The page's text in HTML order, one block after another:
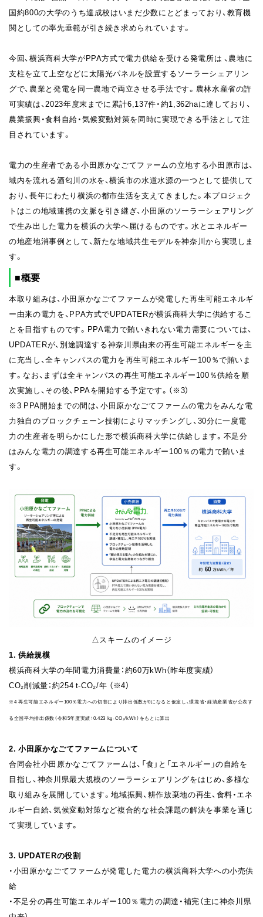
国約800の大学のうち達成校はいまだ少数にとどまっており、教育機
関としての率先垂範が引き続き求められています。
今回、横浜商科大学がPPA方式で電力供給を受ける発電所は 、農地に
支柱を立て上空などに太陽光パネルを設置するソーラーシェアリン
グで、農業と発電を同一農地で両立させる手法です。農林水産省の許
可実績は、2023年度末までに累計6,137件・約1,362haに達しており、
農業振興・食料自給・気候変動対策を同時に実現できる手法として注
目されています。
電力の生産者である小田原かなごてファームの立地する小田原市は、
域内を流れる酒匂川の水を、横浜市の水道水源の一つとして提供して
おり、長年にわたり横浜の都市生活を支えてきました。本プロジェク
トはこの地域連携の文脈を引き継ぎ、小田原のソーラーシェアリング
で生み出した電力を横浜の大学へ届けるものです。水とエネルギー
の地産地消事例として、新たな地域共生モデルを神奈川から実現しま
す。
■概要
本取り組みは、小田原かなごてファームが発電した再生可能エネルギ
ー由来の電力を、PPA方式でUPDATERが横浜商科大学に供給するこ
とを目指すものです。PPA電力で賄いきれない電力需要については、
UPDATERが、別途調達する神奈川県由来の再生可能エネルギーを主
に充当し、全キャンパスの電力を再生可能エネルギー100％で賄いま
す。なお、まずは全キャンパスの再生可能エネルギー100％供給を順
次実施し、その後、PPAを開始する予定です。（※3）
※3 PPA開始までの間は、小田原かなごてファームの電力をみんな電
力独自のブロックチェーン技術によりマッチングし、30分に一度電
力の生産者を明らかにした形で横浜商科大学に供給します。不足分
はみんな電力の調達する再生可能エネルギー100％の電力で賄いま
す。
△スキームのイメージ
1. 供給規模
横浜商科大学の年間電力消費量：約60万kWh（昨年度実績）
CO₂削減量：約254 t-CO₂/年 （※4）
※4 再生可能エネルギー100％電力への切替により排出係数が0になると仮定し、環境省・経済産業省が公表す
る全国平均排出係数（令和5年度実績：0.423 kg-CO₂/kWh）をもとに算出
2. 小田原かなごてファームについて
合同会社小田原かなごてファームは、「食」と「エネルギー」の自給を
目指し、神奈川県最大規模のソーラーシェアリングをはじめ、多様な
取り組みを展開しています。地域振興、耕作放棄地の再生、食料・エネ
ルギー自給、気候変動対策など複合的な社会課題の解決を事業を通じ
て実現しています。
3. UPDATERの役割
・小田原かなごてファームが発電した電力の横浜商科大学への小売供
給
・不足分の再生可能エネルギー100％電力の調達・補完（主に神奈川県